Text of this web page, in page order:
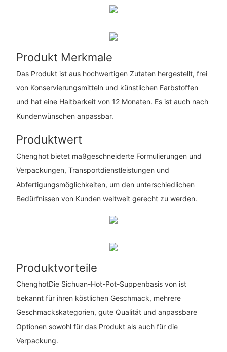
Produkt Merkmale
Das Produkt ist aus hochwertigen Zutaten hergestellt, frei
von Konservierungsmitteln und künstlichen Farbstoffen
und hat eine Haltbarkeit von 12 Monaten. Es ist auch nach
Kundenwünschen anpassbar.
Produktwert
Chenghot bietet maßgeschneiderte Formulierungen und
Verpackungen, Transportdienstleistungen und
Abfertigungsmöglichkeiten, um den unterschiedlichen
Bedürfnissen von Kunden weltweit gerecht zu werden.
Produktvorteile
ChenghotDie Sichuan-Hot-Pot-Suppenbasis von ist
bekannt für ihren köstlichen Geschmack, mehrere
Geschmackskategorien, gute Qualität und anpassbare
Optionen sowohl für das Produkt als auch für die
Verpackung.